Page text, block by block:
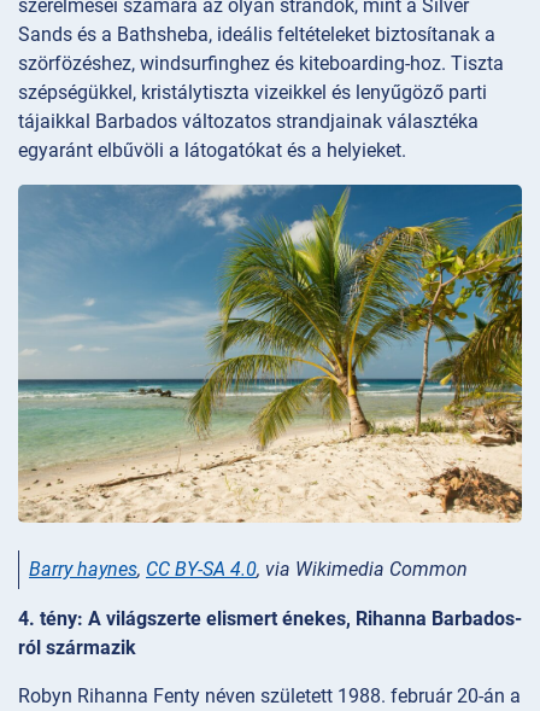
szerelmesei számára az olyan strandok, mint a Silver
Sands és a Bathsheba, ideális feltételeket biztosítanak a
szörfözéshez, windsurfinghez és kiteboarding-hoz. Tiszta
szépségükkel, kristálytiszta vizeikkel és lenyűgöző parti
tájaikkal Barbados változatos strandjainak választéka
egyaránt elbűvöli a látogatókat és a helyieket.
Barry haynes, CC BY-SA 4.0, via Wikimedia Common
4. tény: A világszerte elismert énekes, Rihanna Barbados-
ról származik
Robyn Rihanna Fenty néven született 1988. február 20-án a